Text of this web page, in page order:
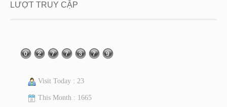
LƯỢT TRUY CẬP
Visit Today : 23
This Month : 1665